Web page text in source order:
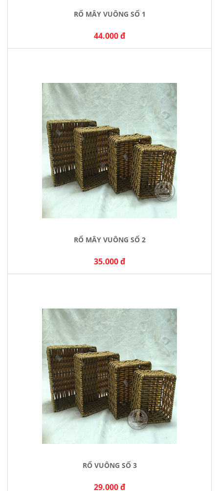
RỔ MÂY VUÔNG SỐ 1
44.000 đ
RỔ MÂY VUÔNG SỐ 2
35.000 đ
RỔ VUÔNG SỐ 3
29.000 đ